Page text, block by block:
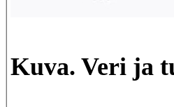
Kuva. Veri ja